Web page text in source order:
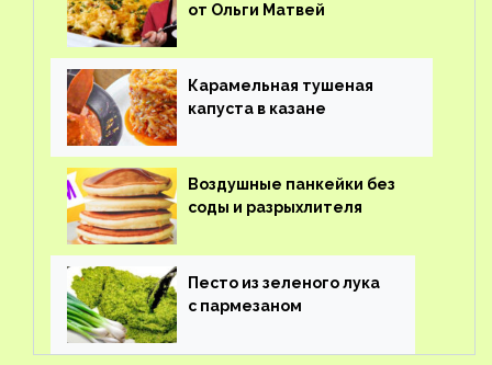
от Ольги Матвей
Карамельная тушеная
капуста в казане
Воздушные панкейки без
соды и разрыхлителя
Песто из зеленого лука
с пармезаном